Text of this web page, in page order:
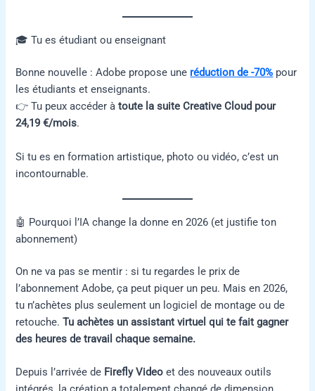
🎓 Tu es étudiant ou enseignant
Bonne nouvelle : Adobe propose une réduction de -70% pour
les étudiants et enseignants.
👉 Tu peux accéder àtoute la suite Creative Cloud pour
24,19 €/mois.
Si tu es en formation artistique, photo ou vidéo, c’est un
incontournable.
🤖 Pourquoi l’IA change la donne en 2026 (et justifie ton
abonnement)
On ne va pas se mentir : si tu regardes le prix de
l’abonnement Adobe, ça peut piquer un peu. Mais en 2026,
tu n’achètes plus seulement un logiciel de montage ou de
retouche.Tu achètes un assistant virtuel qui te fait gagner
des heures de travail chaque semaine.
Depuis l’arrivée de Firefly Video et des nouveaux outils